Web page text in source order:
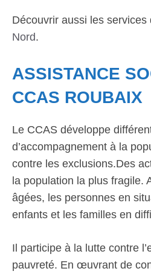
Découvrir aussi les services
Nord.
ASSISTANCE
CCAS ROUBAIX
Le CCAS développe
d’accompagnement à la
contre les exclusions.Des
la population la plus fragile.
âgées, les personnes en
enfants et les familles en
Il participe à la lutte contre
pauvreté. En œuvrant de